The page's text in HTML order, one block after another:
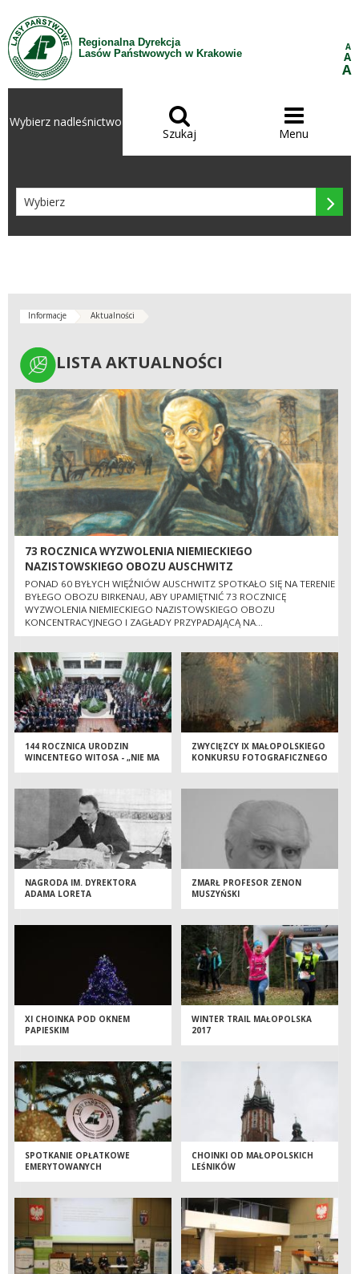
Przejdź do treści
Regionalna Dyrekcja
Lasów Państwowych w Krakowie
A
A
A
Wybierz nadleśnictwo 
Szukaj

Menu

Informacje Aktualności
LISTA AKTUALNOŚCI
LISTA AKTUALNOŚCI
73 ROCZNICA WYZWOLENIA NIEMIECKIEGO
NAZISTOWSKIEGO OBOZU AUSCHWITZ
PONAD 60 BYŁYCH WIĘŹNIÓW AUSCHWITZ SPOTKAŁO SIĘ NA TERENIE
BYŁEGO OBOZU BIRKENAU, ABY UPAMIĘTNIĆ 73 ROCZNICĘ
WYZWOLENIA NIEMIECKIEGO NAZISTOWSKIEGO OBOZU
KONCENTRACYJNEGO I ZAGŁADY PRZYPADAJĄCĄ NA...
144 ROCZNICA URODZIN
WINCENTEGO WITOSA - „NIE MA
ZWYCIĘZCY IX MAŁOPOLSKIEGO
KONKURSU FOTOGRAFICZNEGO
NAGRODA IM. DYREKTORA
ADAMA LORETA
ZMARŁ PROFESOR ZENON
MUSZYŃSKI
XI CHOINKA POD OKNEM
PAPIESKIM
WINTER TRAIL MAŁOPOLSKA
2017
SPOTKANIE OPŁATKOWE
EMERYTOWANYCH
CHOINKI OD MAŁOPOLSKICH
LEŚNIKÓW